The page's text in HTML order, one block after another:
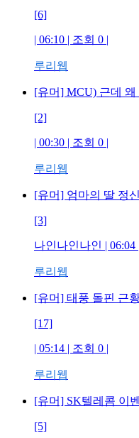
[6]
| 06:10 | 조회 0 |
루리웹
[유머] MCU) 근데
[2]
| 00:30 | 조회 0 |
루리웹
[유머] 엄마의 딸 정
[3]
나인나인나인 | 06:04
루리웹
[유머] 태풍 돌핀 근
[17]
| 05:14 | 조회 0 |
루리웹
[유머] SK텔레콤 이
[5]